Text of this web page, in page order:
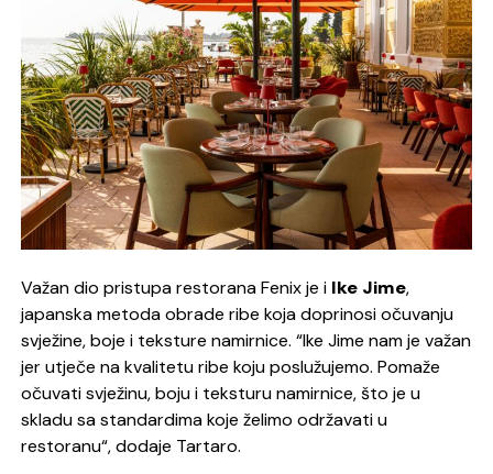
Važan dio pristupa restorana Fenix je i Ike Jime,
japanska metoda obrade ribe koja doprinosi očuvanju
svježine, boje i teksture namirnice.“Ike Jime nam je važan
jer utječe nakvaliteturibe koju poslužujemo. Pomaže
očuvati svježinu, boju i teksturu namirnice, što je u
skladu sa standardima koje želimo održavati u
restoranu“,dodaje Tartaro.